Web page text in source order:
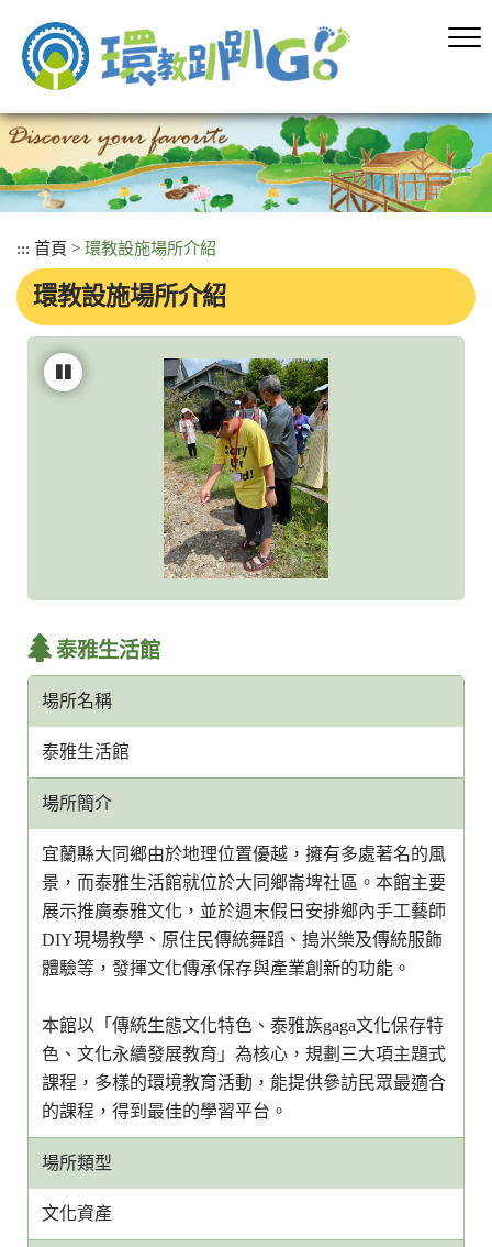
容
塊
::: 首頁 > 環教設施場所介紹
環教設施場所介紹
泰雅生活館
場所名稱
泰雅生活館
場所簡介
宜蘭縣大同鄉由於地理位置優越，擁有多處著名的風
景，而泰雅生活館就位於大同鄉崙埤社區。本館主要
展示推廣泰雅文化，並於週末假日安排鄉內手工藝師
DIY現場教學、原住民傳統舞蹈、搗米樂及傳統服飾
體驗等，發揮文化傳承保存與產業創新的功能。
本館以「傳統生態文化特色、泰雅族gaga文化保存特
色、文化永續發展教育」為核心，規劃三大項主題式
課程，多樣的環境教育活動，能提供參訪民眾最適合
的課程，得到最佳的學習平台。
場所類型
文化資產